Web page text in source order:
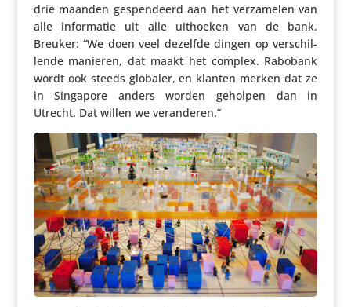
drie maanden gespen­deerd aan het verza­melen van
alle infor­matie uit alle uithoeken van de bank.
Breuker: “We doen veel dezelfde dingen op verschil­
lende manieren, dat maakt het complex. Rabobank
wordt ook steeds globaler, en klanten merken dat ze
in Singapore anders worden geholpen dan in
Utrecht. Dat willen we veranderen.”